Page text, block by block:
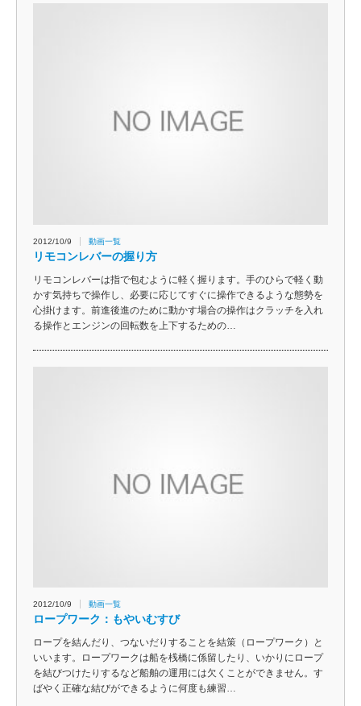
2012/10/9 動画一覧
リモコンレバーの握り方
リモコンレバーは指で包むように軽く握ります。手のひらで軽く動
かす気持ちで操作し、必要に応じてすぐに操作できるような態勢を
心掛けます。前進後進のために動かす場合の操作はクラッチを入れ
る操作とエンジンの回転数を上下するための…
2012/10/9 動画一覧
ロープワーク：もやいむすび
ロープを結んだり、つないだりすることを結策（ロープワーク）と
いいます。ロープワークは船を桟橋に係留したり、いかりにロープ
を結びつけたりするなど船舶の運用には欠くことができません。す
ばやく正確な結びができるように何度も練習…